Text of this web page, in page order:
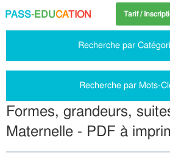
PASS-EDUCATION Tarif /
Recherche par
Recherche par Mots-
Formes, grandeurs,
Maternelle - PDF à